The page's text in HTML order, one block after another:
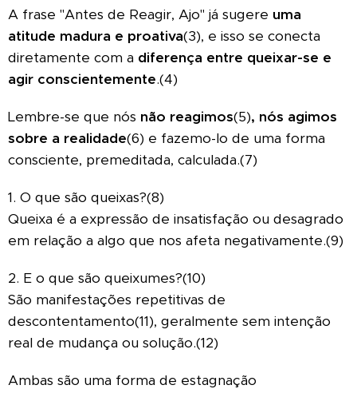
A frase "Antes de Reagir, Ajo" já sugere uma
atitude madura e proativa(3), e isso se conecta
diretamente com a diferença entre queixar-se e
agir conscientemente.(4)
Lembre-se que nós não reagimos(5), nós agimos
sobre a realidade(6) e fazemo-lo de uma forma
consciente, premeditada, calculada.(7)
1. O que são queixas?(8)
Queixa é a expressão de insatisfação ou desagrado
em relação a algo que nos afeta negativamente.(9)
2. E o que são queixumes?(10)
São manifestações repetitivas de
descontentamento(11), geralmente sem intenção
real de mudança ou solução.(12)
Ambas são uma forma de estagnação